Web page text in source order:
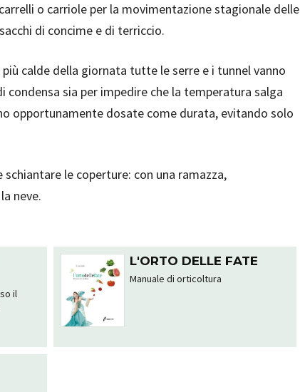
o carriole per la movimentazione stagionale delle
di concime e di terriccio.
più calde della giornata tutte le serre e i tunnel vanno
sia per impedire che la temperatura salga
opportunamente dosate come durata, evitando solo
le coperture: con una ramazza,
neve.
il
L'ORTO DELLE FATE
Manuale di orticoltura